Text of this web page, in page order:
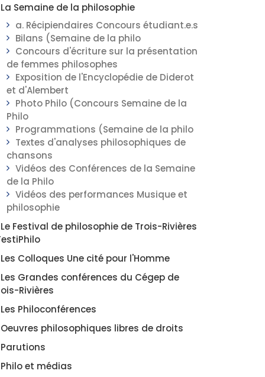
La Semaine de la philosophie
a. Récipiendaires Concours étudiant.e.s
Bilans (Semaine de la philo
Concours d'écriture sur la présentation
de femmes philosophes
Exposition de l'Encyclopédie de Diderot
et d'Alembert
Photo Philo (Concours Semaine de la
Philo
Programmations (Semaine de la philo
Textes d'analyses philosophiques de
chansons
Vidéos des Conférences de la Semaine
de la Philo
Vidéos des performances Musique et
philosophie
Le Festival de philosophie de Trois-Rivières
Les Colloques Une cité pour l'Homme
Les Grandes conférences du Cégep de
Rivières
Les Philoconférences
Oeuvres philosophiques libres de droits
Parutions
Philo et médias